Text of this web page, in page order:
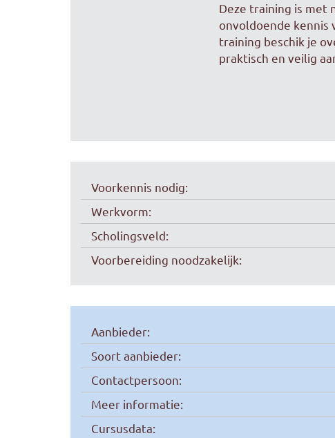
Deze training is met
onvoldoende kennis
training beschik je
praktisch en veilig
Voorkennis nodig:
Werkvorm:
Scholingsveld:
Voorbereiding noodzakelijk:
Aanbieder:
Soort aanbieder:
Contactpersoon:
Meer informatie:
Cursusdata: